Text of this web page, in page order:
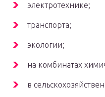
электротехнике;
транспорта;
экологии;
на комбинатах
в